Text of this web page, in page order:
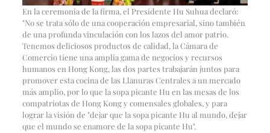
En la ceremonia de la firma, el Presidente Hu Suhua declaró:
"No se trata sólo de una cooperación empresarial, sino también
de una profunda vinculación con los lazos del amor patrio.
Tenemos deliciosos productos de calidad, la Cámara de
Comercio tiene una amplia gama de negocios y recursos
humanos en Hong Kong, las dos partes trabajarán juntos para
promover esta cocina de las Llanuras Centrales a un mercado
más amplio, por lo que la sopa picante Hu en las mesas de los
compatriotas de Hong Kong y comensales globales, y para
lograr la visión de "dejar que la sopa picante Hu al mundo, dejar
que el mundo se enamore de la sopa picante Hu".